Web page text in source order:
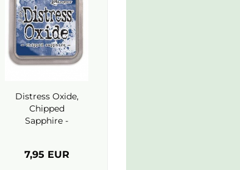
Distress Oxide,
Chipped
Sapphire -
7,95 EUR